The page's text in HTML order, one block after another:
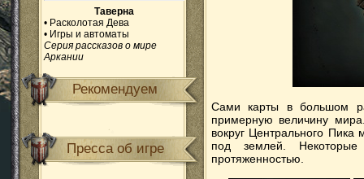
Таверна
• Расколотая Дева
• Игры и автоматы
Серия рассказов о мире
Аркании
Рекомендуем
Пресса об игре
Сами карты в большом
примерную величину
вокруг Центрального
под землей.
протяженностью.